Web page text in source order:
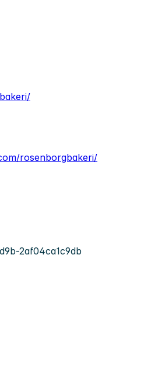
rosenborgbakeri/
2af04ca1c9db